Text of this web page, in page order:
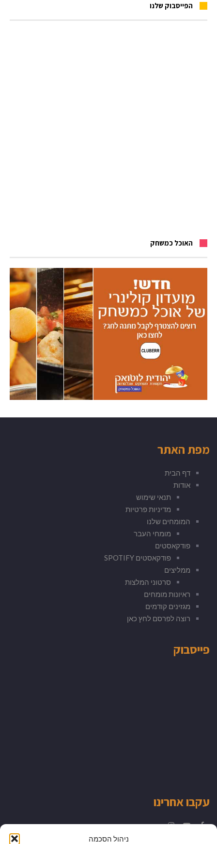
ניהול הסכמה
הפייסבוק שלנו
האוכל כמשחק
מפת האתר
דף הבית
אודות
תנאי שימוש
מדיניות פרטיות
המומחים שלנו
מומחי העבר
פודקאסטים
פודקאסטים SPOTIFY
ממליצים
סרטוני המלצות
ראיונות מומחים
מגזינים קודמים
רוצה לפרסם לחץ כאן
פייסבוק
עקבו אחרינו